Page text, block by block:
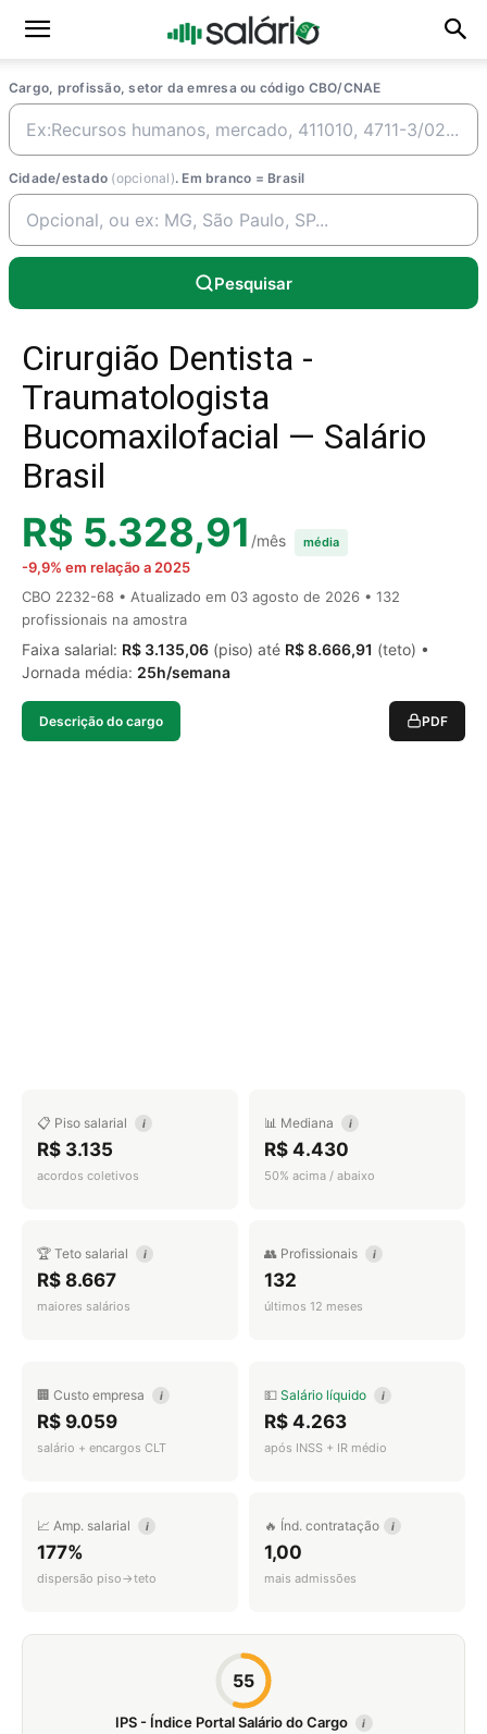
Cargo, profissão, setor da emresa ou código CBO/CNAE
Cidade/estado (opcional). Em branco = Brasil
Pesquisar
Cirurgião Dentista -
Traumatologista
Bucomaxilofacial — Salário
Brasil
R$ 5.328,91 /mês média
-9,9% em relação a 2025
CBO 2232-68 • Atualizado em 03 agosto de 2026 • 132
profissionais na amostra
Faixa salarial: R$ 3.135,06 (piso) até R$ 8.666,91 (teto) •
Jornada média: 25h/semana
Descrição do cargo PDF
📋 Piso salarial i
R$ 3.135
acordos coletivos
📊 Mediana i
R$ 4.430
50% acima / abaixo
🏆 Teto salarial i
R$ 8.667
maiores salários
👥 Profissionais i
132
últimos 12 meses
🏢 Custo empresa i
R$ 9.059
salário + encargos CLT
💵 Salário líquido i
R$ 4.263
após INSS + IR médio
📈 Amp. salarial i
177%
dispersão piso→teto
🔥 Índ. contratação i
1,00
mais admissões
55
IPS - Índice Portal Salário do Cargo i